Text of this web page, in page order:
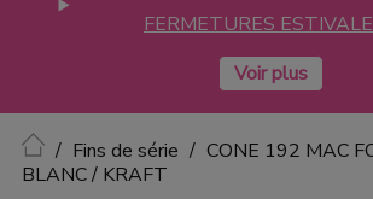
FERMETURES
Accueil
Fins de série
CONE 192 MAC
BLANC / KRAFT